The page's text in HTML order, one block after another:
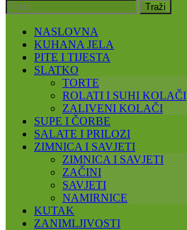
NASLOVNA
KUHANA JELA
PITE I TIJESTA
SLATKO
TORTE
ROLATI I SUHI KOLAČI
ZALIVENI KOLAČI
SUPE I ČORBE
SALATE I PRILOZI
ZIMNICA I SAVJETI
ZIMNICA I SAVJETI
ZAČINI
SAVJETI
NAMIRNICE
KUTAK
ZANIMLJIVOSTI